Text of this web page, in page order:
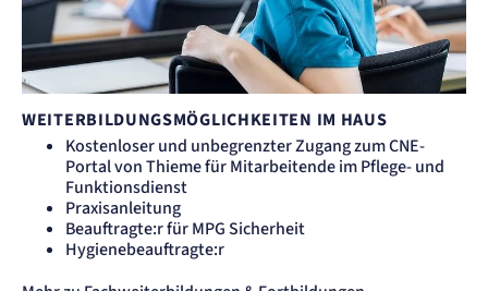
WEITERBILDUNGSMÖGLICHKEITEN IM HAUS
Kostenloser und unbegrenzter Zugang zum CNE-
Portal von Thieme für Mitarbeitende im Pflege- und
Funktionsdienst
Praxisanleitung
Beauftragte:r für MPG Sicherheit
Hygienebeauftragte:r